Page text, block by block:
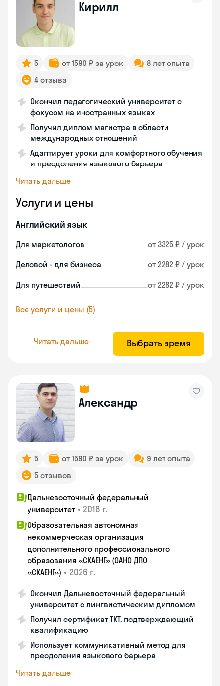
Кирилл
5 от 1590 ₽ за урок
8 лет опыта
4 отзыва
Окончил педагогический университет с
фокусом на иностранных языках
Получил диплом магистра в области
международных отношений
Адаптирует уроки для комфортного обучения
и преодоления языкового барьера
Читать дальше
Услуги и цены
Английский язык
Для маркетологов от 3325 ₽ / урок
Деловой - для бизнеса от 2282 ₽ / урок
Для путешествий от 2282 ₽ / урок
Все услуги и цены (5)
Читать дальше Выбрать время
Александр
5 от 1590 ₽ за урок
9 лет опыта
5 отзывов
Дальневосточный федеральный
университет • 2018 г.
Образовательная автономная
некоммерческая организация
дополнительного профессионального
образования «СКАЕНГ» (ОАНО ДПО
«СКАЕНГ») • 2026 г.
Окончил Дальневосточный федеральный
университет с лингвистическим дипломом
Получил сертификат TKT, подтверждающий
квалификацию
Использует коммуникативный метод для
преодоления языкового барьера
Читать дальше